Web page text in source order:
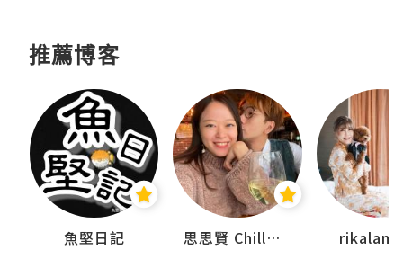
推薦博客
魚堅日記 思思賢 ChillMyBabe